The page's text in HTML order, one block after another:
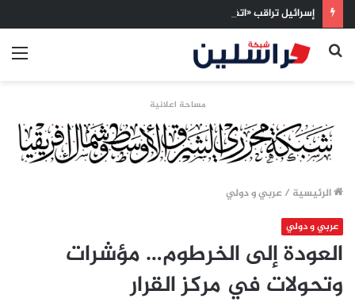
بحث
مساحة اعلانية
الرئيسية /عربي و دولي
عربي و دولي
العودة إلى الخرطوم… مؤشرات
وتحولات في مركز القرار